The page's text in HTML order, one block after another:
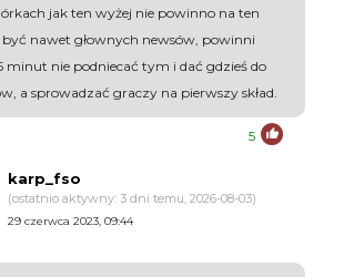
jak ten wyżej nie powinno na ten
nawet głownych newsów, powinni
minut nie podniecać tym i dać gdzieś do
a sprowadzać graczy na pierwszy skład.
5
karp_fso
(ostatnio aktywny: 3 dni temu, 2026-08-03)
29 czerwca 2023, 09:44